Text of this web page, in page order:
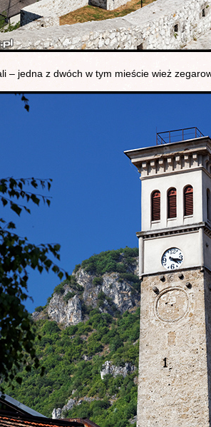
– jedna z dwóch w tym mieście wież